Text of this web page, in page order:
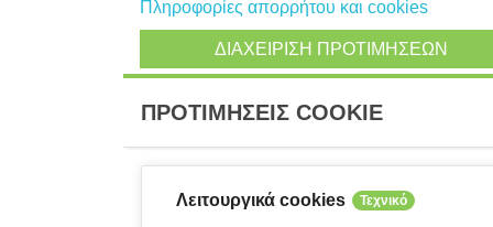
Πληροφορίες απορρήτου και cookies
ΔΙΑΧΕΊΡΙΣΗ ΠΡΟΤΙΜΉΣΕΩΝ
ΠΡΟΤΙΜΉΣΕΙΣ COOKIE
Λειτουργικά cookies Τεχνικό